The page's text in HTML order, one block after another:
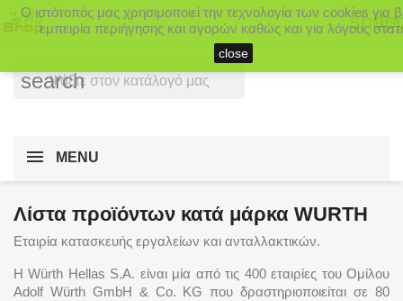
(0)
search
MENU
Λίστα προϊόντων κατά μάρκα WURTH
Εταιρία κατασκευής εργαλείων και ανταλλακτικών.
Η Würth Hellas S.A. είναι μία από τις 400 εταιρίες του Ομίλου
Adolf Würth GmbH & Co. KG που δραστηριοποιείται σε 80
Ο ιστότοπός μας χρησιμοποιεί την τεχνολογία των cookies για
εμπειρία περιήγησης και αγορών καθώς και για λόγους
close